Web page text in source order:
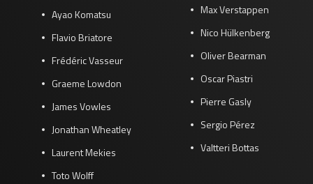
Ayao Komatsu
Flavio Briatore
Frédéric Vasseur
Graeme Lowdon
James Vowles
Jonathan Wheatley
Laurent Mekies
Toto Wolff
Max Verstappen
Nico Hülkenberg
Oliver Bearman
Oscar Piastri
Pierre Gasly
Sergio Pérez
Valtteri Bottas